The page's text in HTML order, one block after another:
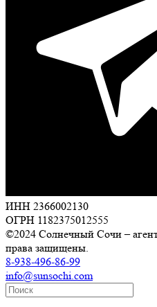
ИНН 2366002130
ОГРН 1182375012555
©2024 Солнечный Сочи –
права защищены.
8-938-496-86-99
info@sunsochi.com